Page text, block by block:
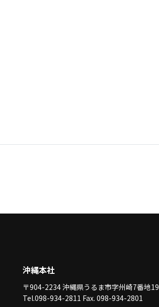
沖縄本社
〒904-2234 沖縄県うるま市字州崎7番地19
Tel.098-934-2811 Fax. 098-934-2801